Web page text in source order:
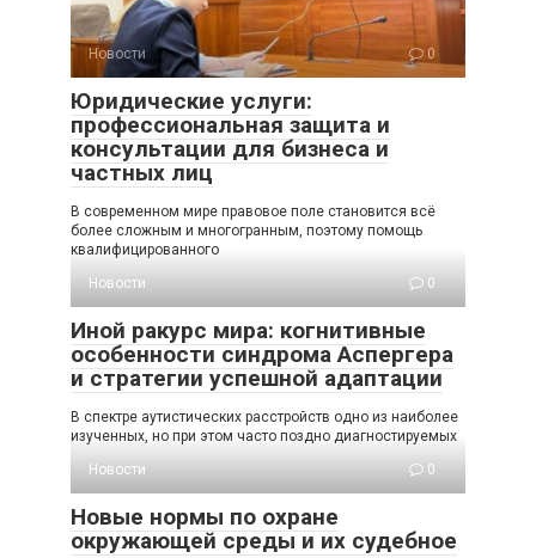
Новости 0
Юридические услуги:
профессиональная защита и
консультации для бизнеса и
частных лиц
В современном мире правовое поле становится всё
более сложным и многогранным, поэтому помощь
квалифицированного
Новости
0
Иной ракурс мира: когнитивные
особенности синдрома Аспергера
и стратегии успешной адаптации
В спектре аутистических расстройств одно из наиболее
изученных, но при этом часто поздно диагностируемых
Новости
0
Новые нормы по охране
окружающей среды и их судебное